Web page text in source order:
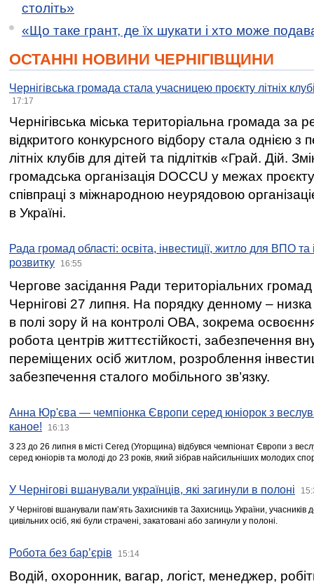
століть»
«Що таке грант, де їх шукати і хто може
ОСТАННІ НОВИНИ ЧЕРНІГІВЩИНИ
Чернігівська громада стала учасницею проєкту літніх
17:17
Чернігівська міська територіальна громада за
відкритого конкурсного відбору стала однією
літніх клубів для дітей та підлітків «Грай. Дій.
громадська організація DOCCU у межах
співпраці з міжнародною неурядовою
в Україні.
Рада громад області: освіта, інвестиції, житло для ВПО
розвитку
16:55
Чергове засідання Ради територіальних громад
Чернігові 27 липня. На порядку денному –
в полі зору й на контролі ОВА, зокрема освоєння
робота центрів життєстійкості, забезпечення
переміщених осіб житлом, розроблення
забезпечення сталого мобільного зв’язку.
Анна Юр'єва — чемпіонка Європи серед юніорок з
каное!
16:13
З 23 до 26 липня в місті Сегед (Угорщина) відбувся чемпіонат Європи з
серед юніорів та молоді до 23 років, який зібрав найсильніших молодих
У Чернігові вшанували українців, які загинули в полоні
У Чернігові вшанували пам’ять Захисників та Захисниць України,
цивільних осіб, які були страчені, закатовані або загинули у полоні.
Робота без бар’єрів 15:14
Водій, охоронник, вагар, логіст, менеджер,